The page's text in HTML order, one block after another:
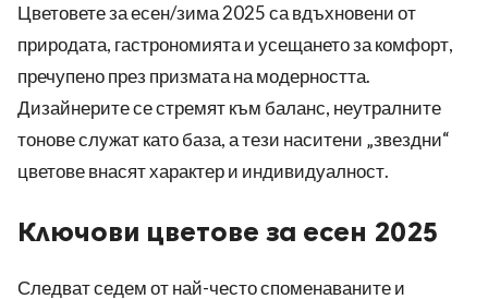
Цветовете за есен/зима 2025 са вдъхновени от
природата, гастрономията и усещането за комфорт,
пречупено през призмата на модерността.
Дизайнерите се стремят към баланс, неутралните
тонове служат като база, а тези наситени „звездни“
цветове внасят характер и индивидуалност.
Ключови цветове за есен 2025
Следват седем от най-често споменаваните и